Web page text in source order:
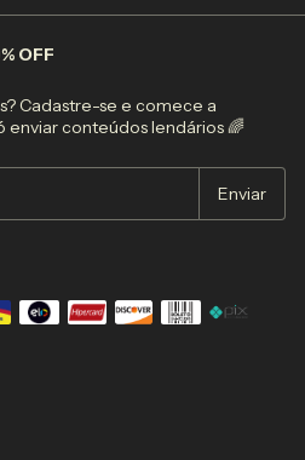
OFF
Cadastre-se e comece a
conteúdos lendários 🌈